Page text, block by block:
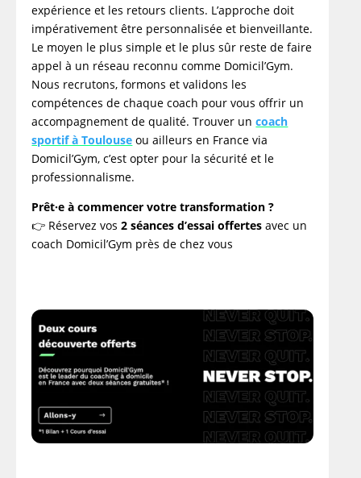
expérience et les retours clients. L’approche doit
impérativement être personnalisée et bienveillante.
Le moyen le plus simple et le plus sûr reste de faire
appel à un réseau reconnu comme Domicil’Gym.
Nous recrutons, formons et validons les
compétences de chaque coach pour vous offrir un
accompagnement de qualité. Trouver uncoach
sportif à Toulouse ou ailleurs en France via
Domicil’Gym, c’est opter pour la sécurité et le
professionnalisme.
Prêt·e à commencer votre transformation ?
👉 Réservez vos2 séances d’essai offertes avec un
coach Domicil’Gym près de chez vous